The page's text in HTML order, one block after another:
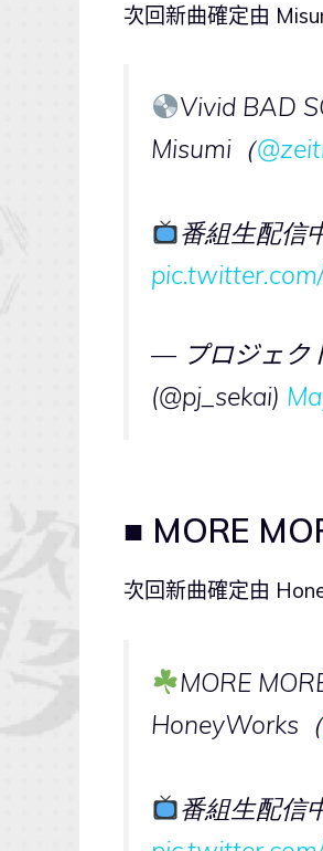
次回新曲確定由
Vivid BAD
Misumi（
番組生配信
— プロジェク
(@pj_sekai)
■ MORE
次回新曲確定由
MORE
HoneyWorks（
番組生配信